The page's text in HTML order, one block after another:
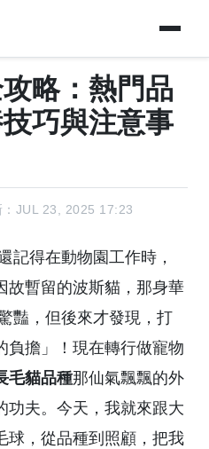
略：熱門品
巧與注意事
：JUL 23, 2025 17:23
記得在動物園工作時，
故暫留的波斯貓，那身華
豔，但後來才發現，打
負擔」！現在轉行做寵物
毛貓品種那仙氣飄飄的外
功夫。今天，我就來跟大
球，從品種到照顧，把我